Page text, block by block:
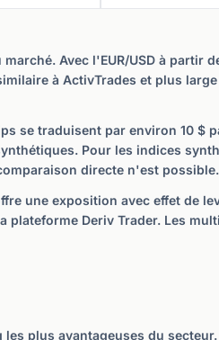
Avec l'EUR/USD à partir
à ActivTrades et plus
se traduisent par environ 10
Pour les indices
directe n'est possible.
une exposition avec effet de
Deriv Trader. Les
plus avantageuses du secteur.